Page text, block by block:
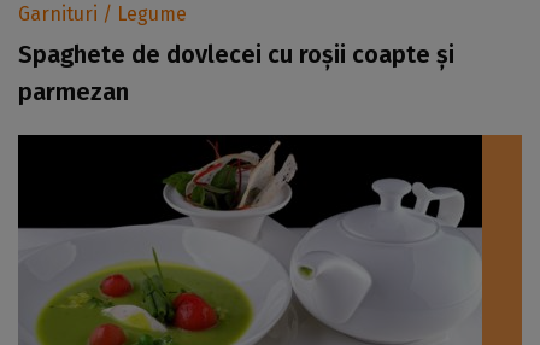
Garnituri / Legume
Spaghete de dovlecei cu roșii coapte și
parmezan